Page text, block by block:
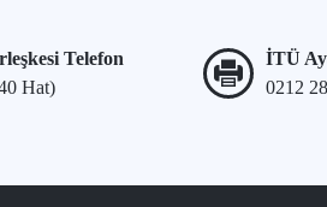
Telefon
Hat)
İTÜ
0212